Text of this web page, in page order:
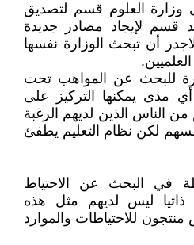
وزارة العلوم قسم لتصديق
قسم لإيجاد مصادر جديدة
أن تبحث الوزارة نفسها
للبحث عن المواهب تحت
مدى يمكنها التركيز على
من الناس الذين لديهم الرغبة
لكن نظام التعليم يطفئ
في البحث عن الاحتياط
ذاتيا ليس لديهم مثل هذه
للاحتياطات والموارد